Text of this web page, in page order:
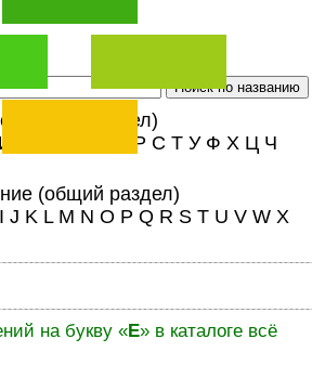
(общий раздел)
И Р С Т У Ф Х Ц Ч
(общий раздел)
I J K L M N O P Q R S T U V W X
на букву «E» в каталоге всё